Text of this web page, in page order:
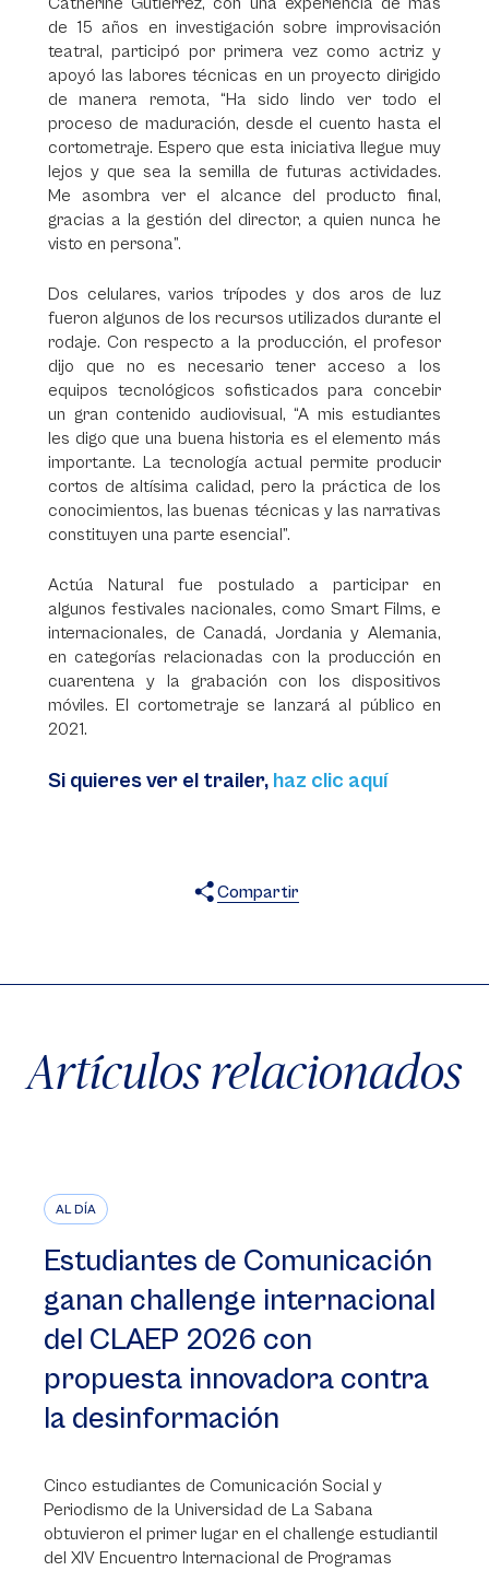
de 15 años en investigación sobre improvisación
teatral, participó por primera vez como actriz y
apoyó las labores técnicas en un proyecto dirigido
de manera remota, “Ha sido lindo ver todo el
proceso de maduración, desde el cuento hasta el
cortometraje. Espero que esta iniciativa llegue muy
lejos y que sea la semilla de futuras actividades.
Me asombra ver el alcance del producto final,
gracias a la gestión del director, a quien nunca he
visto en persona”.
Dos celulares, varios trípodes y dos aros de luz
fueron algunos de los recursos utilizados durante el
rodaje. Con respecto a la producción, el profesor
dijo que no es necesario tener acceso a los
equipos tecnológicos sofisticados para concebir
un gran contenido audiovisual, “A mis estudiantes
les digo que una buena historia es el elemento más
importante. La tecnología actual permite producir
cortos de altísima calidad, pero la práctica de los
conocimientos, las buenas técnicas y las narrativas
constituyen una parte esencial”.
Actúa Natural fue postulado a participar en
algunos festivales nacionales, como Smart Films, e
internacionales, de Canadá, Jordania y Alemania,
en categorías relacionadas con la producción en
cuarentena y la grabación con los dispositivos
móviles. El cortometraje se lanzará al público en
2021.
Si quieres ver el trailer, haz clic aquí
Compartir
Artículos relacionados
AL DÍA
Estudiantes de Comunicación
ganan challenge internacional
del CLAEP 2026 con
propuesta innovadora contra
la desinformación
Cinco estudiantes de Comunicación Social y
Periodismo de la Universidad de La Sabana
obtuvieron el primer lugar en el challenge estudiantil
del XIV Encuentro Internacional de Programas